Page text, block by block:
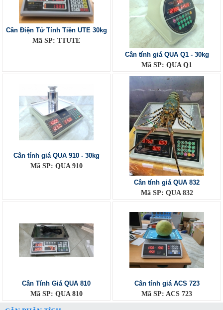
Cân Điện Tử Tính Tiền UTE 30kg
Mã SP: TTUTE
Cân tính giá QUA Q1 - 30kg
Mã SP: QUA Q1
Cân tính giá QUA 910 - 30kg
Mã SP: QUA 910
Cân tính giá QUA 832
Mã SP: QUA 832
Cân Tính Giá QUA 810
Mã SP: QUA 810
Cân tính giá ACS 723
Mã SP: ACS 723